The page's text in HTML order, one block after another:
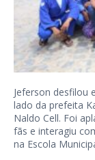
Jeferson desfilou
lado da prefeita
Naldo Cell. Foi
fãs e interagiu
na Escola